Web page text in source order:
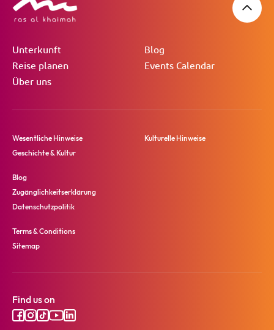
Unterkunft
Reise planen
Über uns
Blog
Events Calendar
Wesentliche Hinweise
Geschichte & Kultur
Kulturelle Hinweise
Blog
Zugänglichkeitserklärung
Datenschutzpolitik
Terms & Conditions
Sitemap
Find us on